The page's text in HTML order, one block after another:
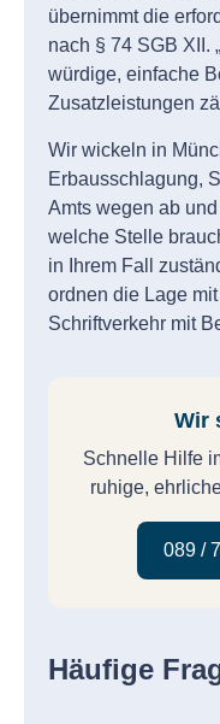
übernimmt die
nach § 74 SGB XII.
würdige, einfache
Zusatzleistungen
Wir wickeln in
Erbausschlagung,
Amts wegen ab
welche Stelle
in Ihrem Fall
ordnen die Lage
Schriftverkehr mit
Wir
Schnelle Hilfe
ruhige,
089 /
Häufige